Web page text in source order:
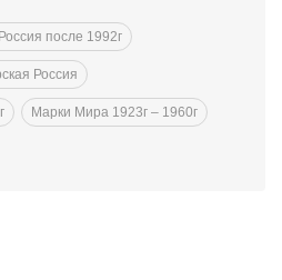
после 1992г
Россия
Марки Мира 1923г – 1960г